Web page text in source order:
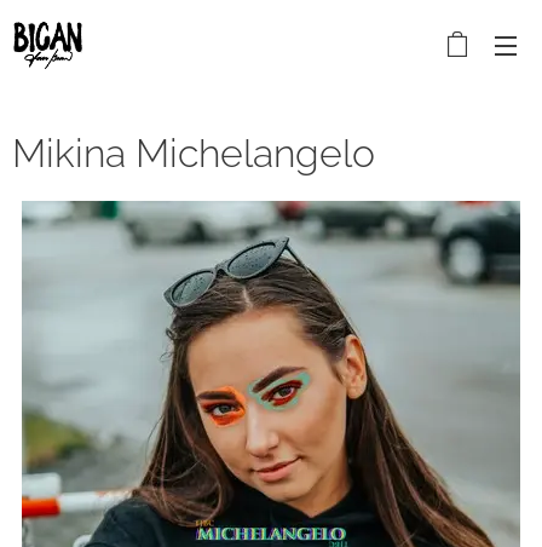
Mikina Michelangelo